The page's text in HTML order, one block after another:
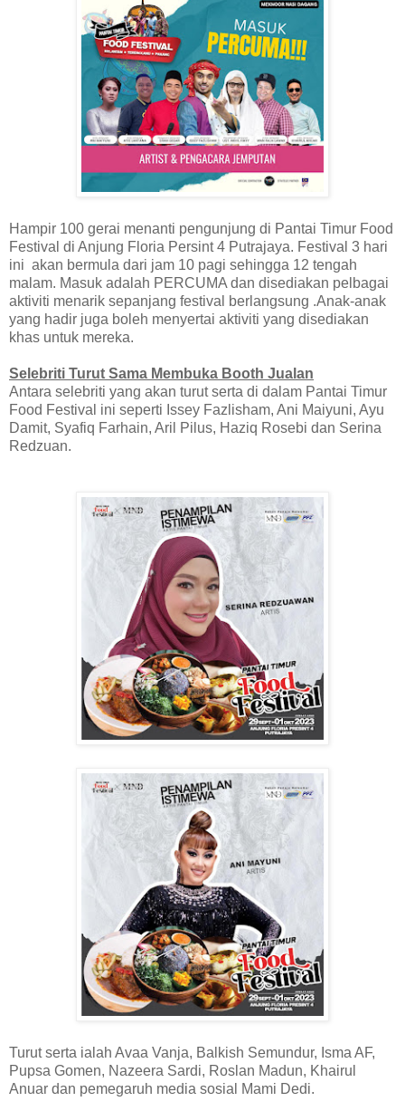
Hampir 100 gerai menanti pengunjung di Pantai Timur Food
Festival di Anjung Floria Persint 4 Putrajaya. Festival 3 hari
ini akan bermula dari jam 10 pagi sehingga 12 tengah
malam. Masuk adalah PERCUMA dan disediakan pelbagai
aktiviti menarik sepanjang festival berlangsung .Anak-anak
yang hadir juga boleh menyertai aktiviti yang disediakan
khas untuk mereka.
Selebriti Turut Sama Membuka Booth Jualan
Antara selebriti yang akan turut serta di dalam Pantai Timur
Food Festival ini seperti Issey Fazlisham, Ani Maiyuni, Ayu
Damit, Syafiq Farhain, Aril Pilus, Haziq Rosebi dan Serina
Redzuan.
Turut serta ialah Avaa Vanja, Balkish Semundur, Isma AF,
Pupsa Gomen, Nazeera Sardi, Roslan Madun, Khairul
Anuar dan pemegaruh media sosial Mami Dedi.